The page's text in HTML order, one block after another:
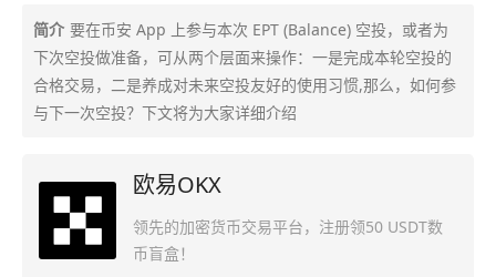
简介 要在币安 App 上参与本次 EPT (Balance) 空投，或者为
下次空投做准备，可从两个层面来操作：一是完成本轮空投的
合格交易，二是养成对未来空投友好的使用习惯,那么，如何参
与下一次空投？下文将为大家详细介绍
欧易OKX
领先的加密货币交易平台，注册领50 USDT数
币盲盒！